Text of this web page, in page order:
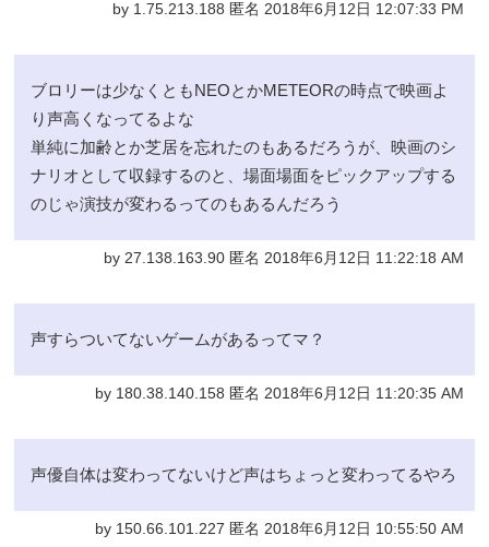
by 1.75.213.188 匿名 2018年6月12日 12:07:33 PM
ブロリーは少なくともNEOとかMETEORの時点で映画よ
り声高くなってるよな
単純に加齢とか芝居を忘れたのもあるだろうが、映画のシ
ナリオとして収録するのと、場面場面をピックアップする
のじゃ演技が変わるってのもあるんだろう
by 27.138.163.90 匿名 2018年6月12日 11:22:18 AM
声すらついてないゲームがあるってマ？
by 180.38.140.158 匿名 2018年6月12日 11:20:35 AM
声優自体は変わってないけど声はちょっと変わってるやろ
by 150.66.101.227 匿名 2018年6月12日 10:55:50 AM